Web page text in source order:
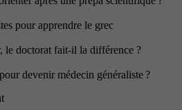
pour apprendre le grec
le doctorat fait-il la différence ?
devenir médecin généraliste ?